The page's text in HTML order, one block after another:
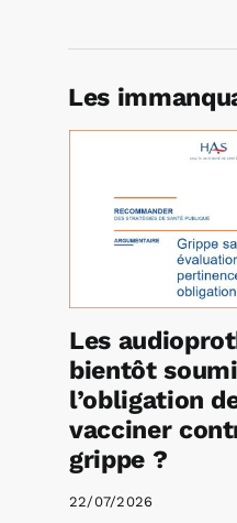
Les
Les
bientôt
l’obligation
vacciner
grippe ?
22/07/2026